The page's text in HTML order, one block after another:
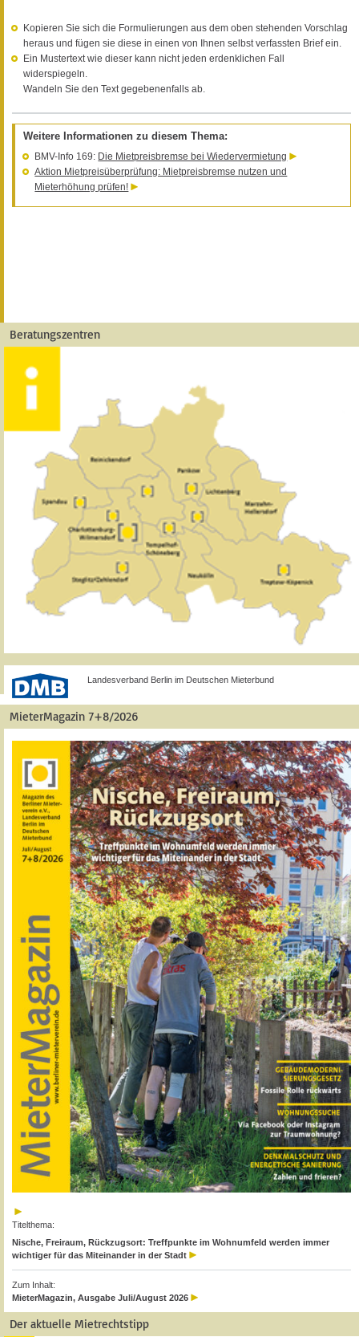
Kopieren Sie sich die Formulierungen aus dem oben stehenden Vorschlag
heraus und fügen sie diese in einen von Ihnen selbst verfassten Brief ein.
Ein Mustertext wie dieser kann nicht jeden erdenklichen Fall
widerspiegeln.
Wandeln Sie den Text gegebenenfalls ab.
Weitere Informationen zu diesem Thema:
BMV-Info 169: Die Mietpreisbremse bei Wiedervermietung
Aktion Mietpreisüberprüfung: Mietpreisbremse nutzen und
Mieterhöhung prüfen!
Beratungszentren
Landesverband Berlin im Deutschen Mieterbund
MieterMagazin 7+8/2026
Titelthema:
Nische, Freiraum, Rückzugsort: Treffpunkte im Wohnumfeld werden immer
wichtiger für das Miteinander in der Stadt
Zum Inhalt:
MieterMagazin, Ausgabe Juli/August 2026
Der aktuelle Mietrechtstipp